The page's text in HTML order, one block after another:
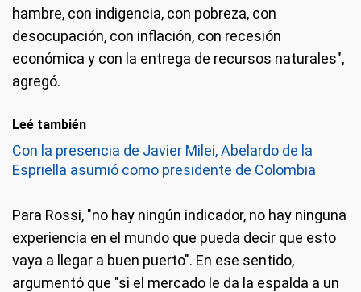
hambre, con indigencia, con pobreza, con
desocupación, con inflación, con recesión
económica y con la entrega de recursos naturales",
agregó.
Leé también
Con la presencia de Javier Milei, Abelardo de la
Espriella asumió como presidente de Colombia
Para Rossi, "no hay ningún indicador, no hay ninguna
experiencia en el mundo que pueda decir que esto
vaya a llegar a buen puerto". En ese sentido,
argumentó que "si el mercado le da la espalda a un